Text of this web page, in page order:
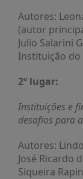
É?
DADOS
FRENTE
PARLAMENTAR
A
FRENTE
MATERIAIS
INFORMAÇÕES
Autores:
(autor
Julio Salarini
Instituição do
2º lugar:
Instituições e
desafios para
Autores:
José Ricardo
Siqueira